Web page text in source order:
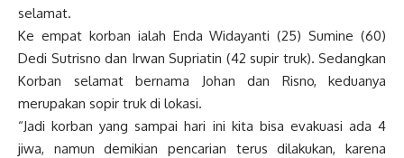
selamat.
Ke empat korban ialah Enda Widayanti (25) Sumine (60)
Dedi Sutrisno dan Irwan Supriatin (42 supir truk). Sedangkan
Korban selamat bernama Johan dan Risno, keduanya
merupakan sopir truk di lokasi.
“Jadi korban yang sampai hari ini kita bisa evakuasi ada 4
jiwa, namun demikian pencarian terus dilakukan, karena